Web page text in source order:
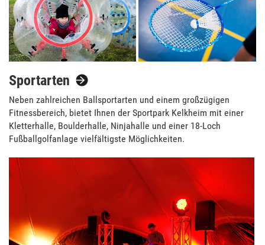
Sportarten
Neben zahlreichen Ballsportarten und einem großzügigen
Fitnessbereich, bietet Ihnen der Sportpark Kelkheim mit einer
Kletterhalle, Boulderhalle, Ninjahalle und einer 18-Loch
Fußballgolfanlage vielfältigste Möglichkeiten.